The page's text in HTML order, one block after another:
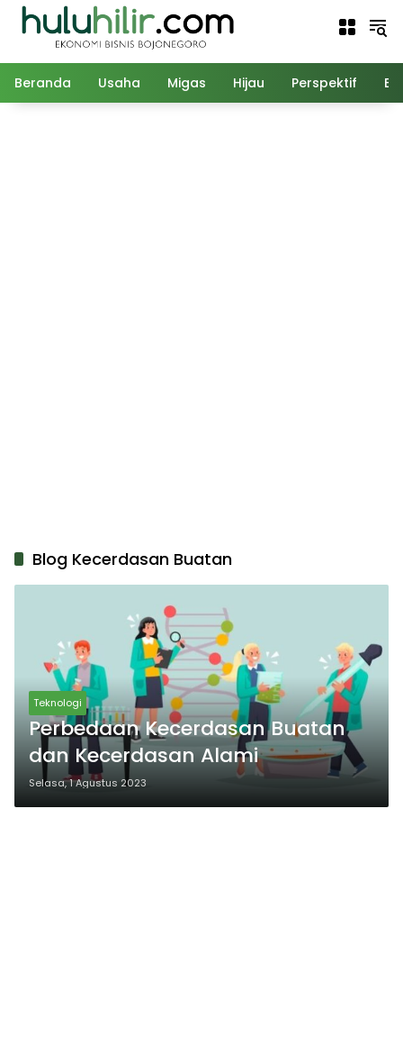
Langsung
Beranda Usaha Migas Hijau Perspektif
Blog Kecerdasan Buatan
Teknologi
Perbedaan Kecerdasan Buatan
dan Kecerdasan Alami
Selasa, 1 Agustus 2023